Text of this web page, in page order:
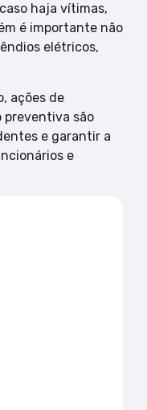
haja vítimas,
é importante não
elétricos,
ações de
preventiva são
e garantir a
e